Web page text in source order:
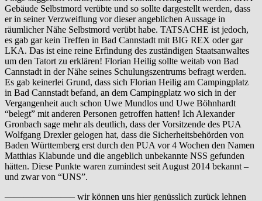
Gebäude Selbstmord verübte und so sollte dargestellt werden, dass
er in seiner Verzweiflung vor dieser angeblichen Aussage in
räumlicher Nähe Selbstmord verübt habe. TATSACHE ist jedoch,
es gab gar kein Treffen in Bad Cannstadt mit BIG REX oder gar
LKA. Das ist eine reine Erfindung des zuständigen Staatsanwaltes
um den Tatort zu erklären! Florian Heilig sollte weitab von Bad
Cannstadt in der Nähe seines Schulungszentrums befragt werden.
Es gab keinerlei Grund, dass sich Florian Heilig am Campingplatz
in Bad Cannstadt befand, an dem Campingplatz wo sich in der
Vergangenheit auch schon Uwe Mundlos und Uwe Böhnhardt
“belegt” mit anderen Personen getroffen hatten! Ich Alexander
Gronbach sage mehr als deutlich, dass der Vorsitzende des PUA
Wolfgang Drexler gelogen hat, dass die Sicherheitsbehörden von
Baden Württemberg erst durch den PUA vor 4 Wochen den Namen
Matthias Klabunde und die angeblich unbekannte NSS gefunden
hätten. Diese Punkte waren zumindest seit August 2014 bekannt –
und zwar von “UNS”.
———————– wir können uns hier genüsslich zurück lehnen